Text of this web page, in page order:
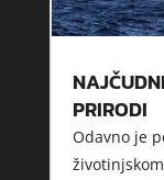
PRIRODI
Odavno je